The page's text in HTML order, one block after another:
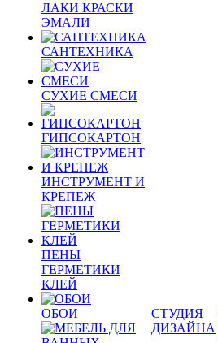
ЛАКИ КРАСКИ
ЭМАЛИ
САНТЕХНИКА
СУХИЕ СМЕСИ
ГИПСОКАРТОН
ИНСТРУМЕНТ И
КРЕПЕЖ
ПЕНЫ
ГЕРМЕТИКИ
КЛЕЙ
ОБОИ
СТУДИЯ
ДИЗАЙНА